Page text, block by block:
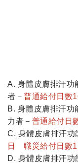
A. 身體皮膚排汗功
者－ 普通給付日數
B. 身體皮膚排汗
力者－ 普通給付日
C. 身體皮膚排汗功
日 職災給付日數
D. 身體皮膚排汗功